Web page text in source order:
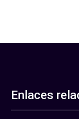
Enlaces